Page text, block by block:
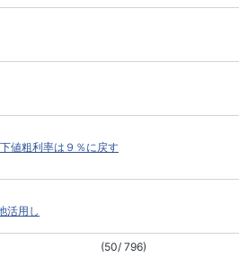
値粗利率は９％に戻す
活用し
(50/ 796)